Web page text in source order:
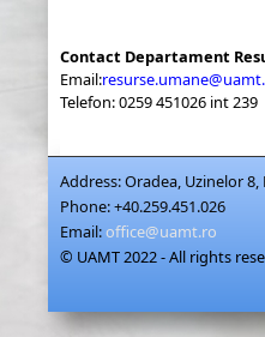
Contact Departament
Email:
Telefon: 0259 451026 int 239
Address:Oradea, Uzinelor 8,
Phone:+40.259.451.026
Email:office@uamt.ro
© UAMT 2022 - All rights